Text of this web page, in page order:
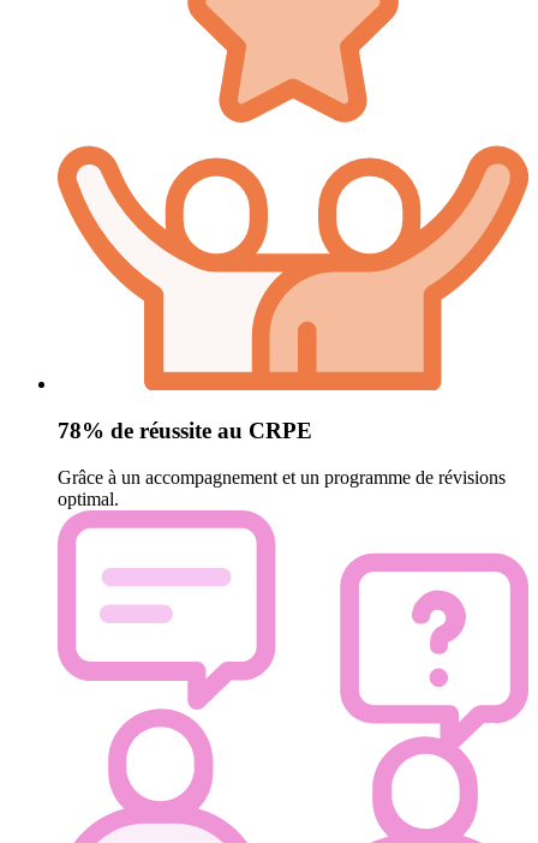
78% de réussite au CRPE
Grâce à un accompagnement et un programme de révisions
optimal.